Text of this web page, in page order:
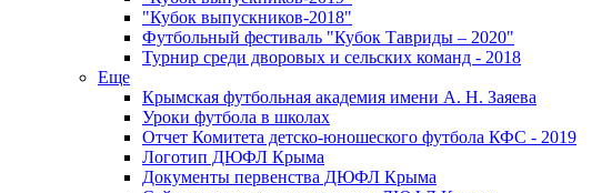
"Кубок выпускников-2018"
Футбольный фестиваль "Кубок Тавриды – 2020"
Турнир среди дворовых и сельских команд - 2018
Еще
Крымская футбольная академия имени А. Н. Заяева
Уроки футбола в школах
Отчет Комитета детско-юношеского футбола КФС - 2019
Логотип ДЮФЛ Крыма
Документы первенства ДЮФЛ Крыма